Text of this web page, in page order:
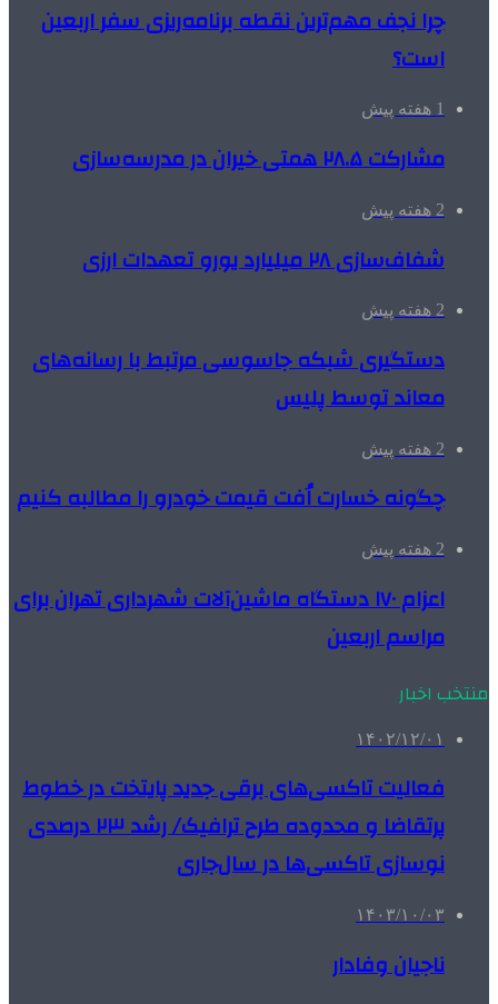
چرا نجف مهم‌ترین نقطه برنامه‌ریزی سفر اربعین
است؟
1 هفته پیش
مشارکت ۲۸.۵ همتی خیران در مدرسه‌سازی
2 هفته پیش
شفاف‌سازی ۲۸ میلیارد یورو تعهدات ارزی
2 هفته پیش
دستگیری شبکه جاسوسی مرتبط با رسانه‌های
معاند توسط پلیس
2 هفته پیش
چگونه خسارت اُفت قیمت خودرو را مطالبه کنیم
2 هفته پیش
اعزام ۱۷۰ دستگاه ماشین‌آلات شهرداری تهران برای
مراسم اربعین
منتخب اخبار
۱۴۰۲/۱۲/۰۱
فعالیت تاکسی‌های برقی جدید پایتخت در خطوط
پرتقاضا و محدوده طرح ترافیک/ رشد ۲۳ درصدی
نوسازی تاکسی‌ها در سال‌جاری
۱۴۰۳/۱۰/۰۳
ناجیان وفادار